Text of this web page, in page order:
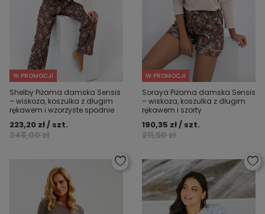
W PROMOCJI
Shelby Piżama damska Sensis
– wiskoza, koszulka z długim
rękawem i wzorzyste spodnie
248,00 zł
223,20 zł / szt.
W PROMOCJI
Soraya Piżama damska Sensis
– wiskoza, koszulka z długim
rękawem i szorty
211,50 zł
190,35 zł / szt.